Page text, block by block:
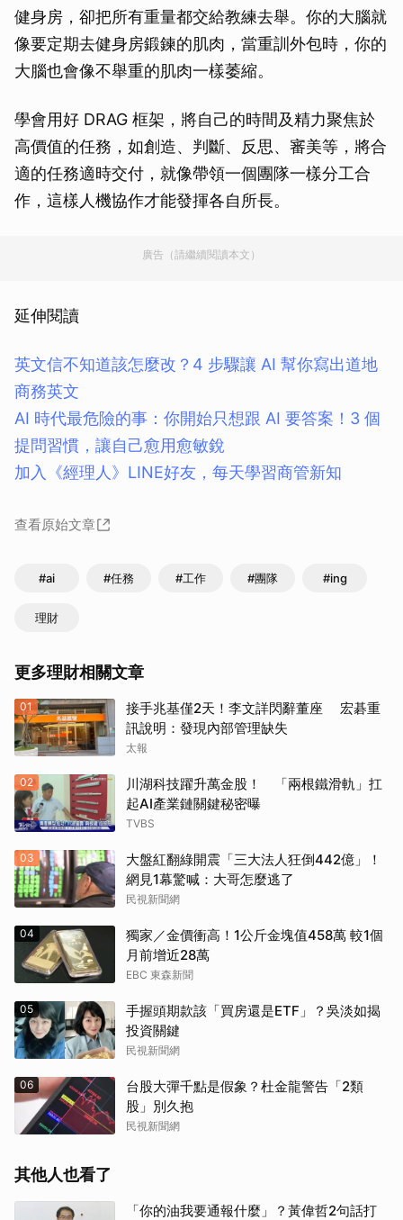
健身房，卻把所有重量都交給教練去舉。你的大腦就
像要定期去健身房鍛鍊的肌肉，當重訓外包時，你的
大腦也會像不舉重的肌肉一樣萎縮。
學會用好 DRAG 框架，將自己的時間及精力聚焦於
高價值的任務，如創造、判斷、反思、審美等，將合
適的任務適時交付，就像帶領一個團隊一樣分工合
作，這樣人機協作才能發揮各自所長。
廣告（請繼續閱讀本文）
延伸閱讀
英文信不知道該怎麼改？4 步驟讓 AI 幫你寫出道地
商務英文
AI 時代最危險的事：你開始只想跟 AI 要答案！3 個
提問習慣，讓自己愈用愈敏銳
加入《經理人》LINE好友，每天學習商管新知
查看原始文章
#ai #任務 #工作 #團隊 #ing
理財
更多理財相關文章
01
接手兆基僅2天！李文詳閃辭董座 宏碁重
訊說明：發現內部管理缺失
太報
02
川湖科技躍升萬金股！ 「兩根鐵滑軌」扛
起AI產業鏈關鍵秘密曝
TVBS
03
大盤紅翻綠開震「三大法人狂倒442億」！
網見1幕驚喊：大哥怎麼逃了
民視新聞網
04
獨家／金價衝高！1公斤金塊值458萬 較1個
月前增近28萬
EBC 東森新聞
05
手握頭期款該「買房還是ETF」？吳淡如揭
投資關鍵
民視新聞網
06
台股大彈千點是假象？杜金龍警告「2類
股」別久抱
民視新聞網
其他人也看了
「你的油我要通報什麼」？黃偉哲2句話打